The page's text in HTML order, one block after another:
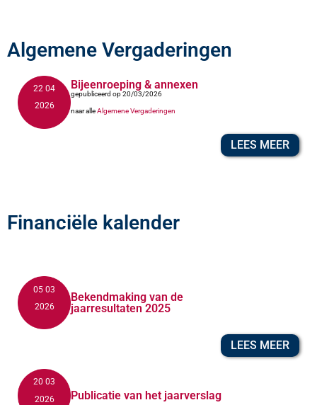
Algemene Vergaderingen
22 04
2026
Bijeenroeping & annexen
gepubliceerd op 20/03/2026
naar alleAlgemene Vergaderingen
LEES MEER
Financiële kalender
05 03
2026
Bekendmaking van de
jaarresultaten 2025
LEES MEER
20 03
2026
Publicatie van het jaarverslag